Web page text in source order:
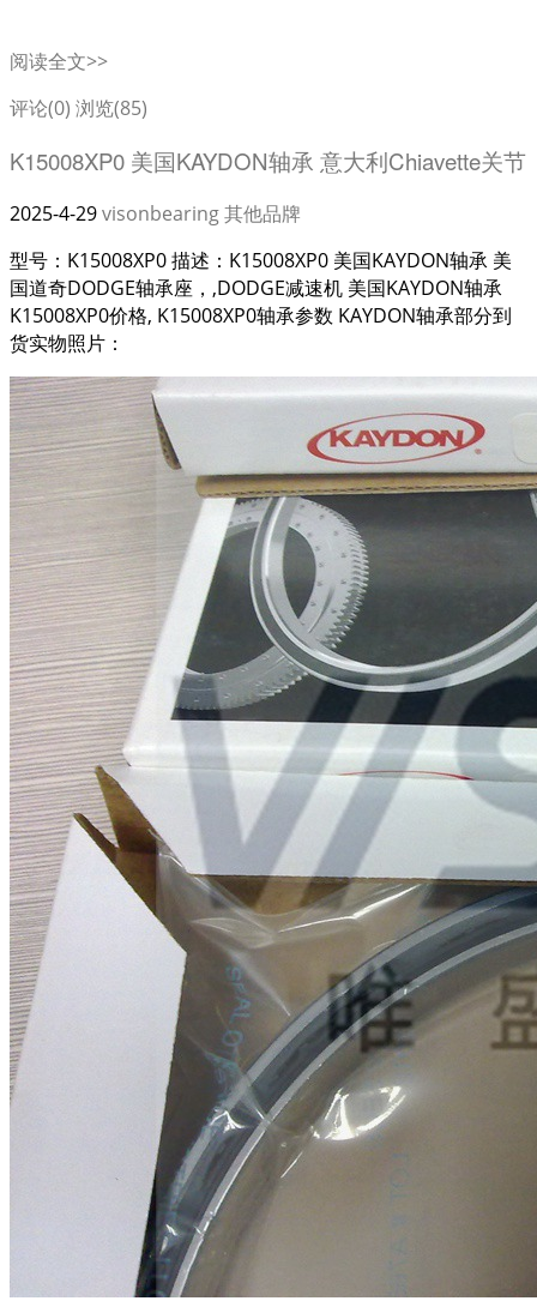
阅读全文>>
评论(0) 浏览(85)
K15008XP0 美国KAYDON轴承 意大利Chiavette关节
2025-4-29visonbearing其他品牌
型号：K15008XP0 描述：K15008XP0 美国KAYDON轴承 美
国道奇DODGE轴承座，,DODGE减速机 美国KAYDON轴承
K15008XP0价格, K15008XP0轴承参数 KAYDON轴承部分到
货实物照片：